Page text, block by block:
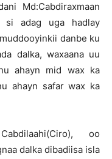
Md:Cabdiraxmaan
si adag uga hadlay
danbe ku
dalka, waxaana uu
ahayn mid wax ka
ahayn safar wax ka
oo
dalka dibadiisa isla